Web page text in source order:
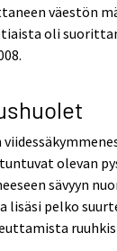
väestön
oli
olevan
sävyyn
lisäsi pelko